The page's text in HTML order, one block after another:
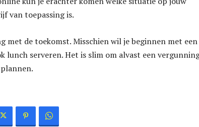
van toepassing is.
met de toekomst. Misschien wil je beginnen met een
lunch serveren. Het is slim om alvast een